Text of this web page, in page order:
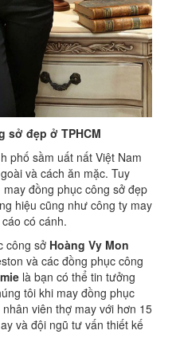
sở đẹp ở TPHCM
phố sầm uất nất Việt Nam
và cách ăn mặc. Tuy
đồng phục công sở đẹp
hiệu cũng như công ty may
có cánh.
công sở Hoàng Vy Mon
và các đồng phục công
là bạn có thể tin tưởng
tôi khi may đồng phục
viên thợ may với hơn 15
và đội ngũ tư vấn thiết kế